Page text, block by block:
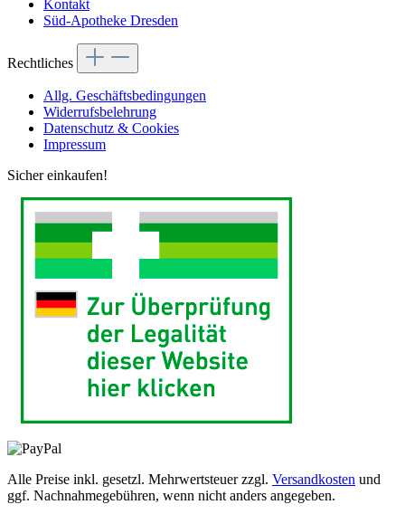
Kontakt
Süd-Apotheke Dresden
Rechtliches
Allg. Geschäftsbedingungen
Widerrufsbelehrung
Datenschutz & Cookies
Impressum
Sicher einkaufen!
Alle Preise inkl. gesetzl. Mehrwertsteuer zzgl. Versandkosten und
ggf. Nachnahmegebühren, wenn nicht anders angegeben.